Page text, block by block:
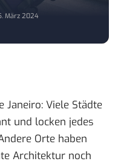
März 2024
Janeiro: Viele Städte
und locken jedes
Orte haben
Architektur noch